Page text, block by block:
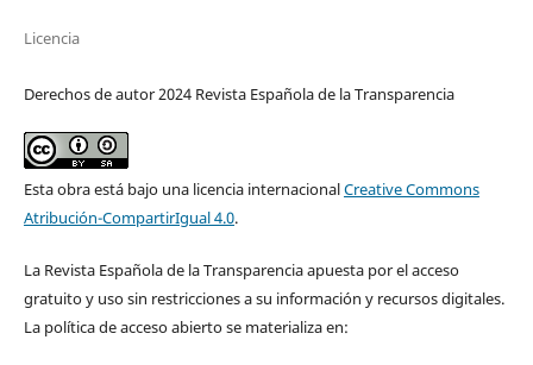
Licencia
Derechos de autor 2024 Revista Española de la Transparencia
Esta obra está bajo una licencia internacionalCreative Commons
Atribución-CompartirIgual 4.0.
La Revista Española de la Transparencia apuesta por el acceso
gratuito y uso sin restricciones a su información y recursos digitales.
La política de acceso abierto se materializa en: